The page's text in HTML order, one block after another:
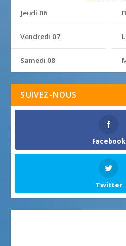
Jeudi 06
Vendredi 07
Samedi 08
SUIVEZ-NOUS
Facebook
Twitter